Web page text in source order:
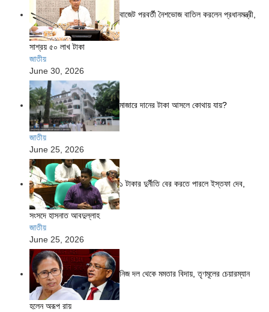
বাজেট পরবর্তী নৈশভোজ বাতিল করলেন প্রধানমন্ত্রী,
সাশ্রয় ৫০ লাখ টাকা
জাতীয়
June 30, 2026
মাজারে দানের টাকা আসলে কোথায় যায়?
জাতীয়
June 25, 2026
১ টাকার দুর্নীতি বের করতে পারলে ইস্তফা দেব,
সংসদে হাসনাত আবদুল্লাহ
জাতীয়
June 25, 2026
নিজ দল থেকে মমতার বিদায়, তৃণমূলের চেয়ারম্যান
হলেন অরূপ রায়